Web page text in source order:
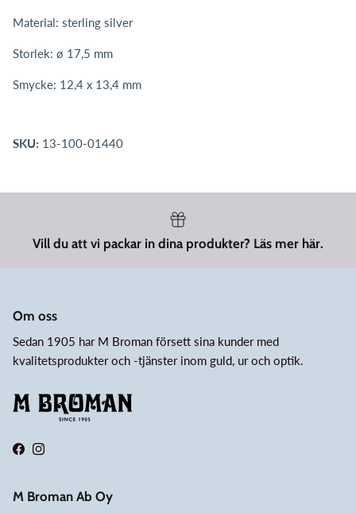
Material: sterling silver
Storlek: ø 17,5 mm
Smycke: 12,4 x 13,4 mm
SKU: 13-100-01440
Vill du att vi packar in dina produkter? Läs mer här.
Om oss
Sedan 1905 har M Broman försett sina kunder med
kvalitetsprodukter och -tjänster inom guld, ur och optik.
FacebookInstagram
M Broman Ab Oy